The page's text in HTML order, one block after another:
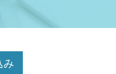
み